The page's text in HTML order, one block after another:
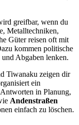
greifbar, wenn du
Metalltechniken,
Güter reisen oft mit
kommen politische
Abgaben lenken.
Tiwanaku zeigen dir
ein
in Planung,
Andenstraßen
einfach zu löschen.